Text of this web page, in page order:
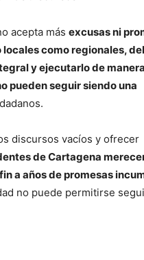
acepta más excusas ni
como regionales,
y ejecutarlo de
pueden seguir siendo una
discursos vacíos y ofrecer
de Cartagena
a años de promesas
no puede permitirse